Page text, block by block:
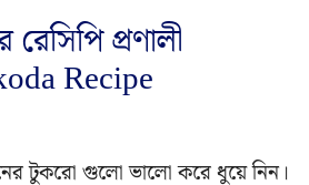
প্রণালী
Recipe
টুকরো গুলো ভালো করে ধুয়ে নিন।